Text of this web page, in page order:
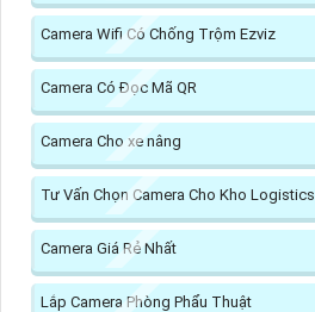
Camera Wifi Có Chống Trộm Ezviz
Camera Có Đọc Mã QR
Camera Cho xe nâng
Tư Vấn Chọn Camera Cho Kho Logistics
Camera Giá Rẻ Nhất
Lắp Camera Phòng Phẩu Thuật